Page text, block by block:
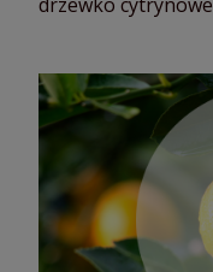
drzewko cytrynowe